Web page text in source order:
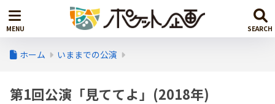
ホーム いままでの公演
第1回公演「見ててよ」(2018年)